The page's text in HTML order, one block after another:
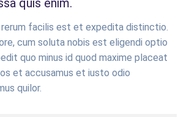
quis enim.
rerum facilis est et expedita distinctio.
cum soluta nobis est eligendi optio
quo minus id quod maxime placeat
et accusamus et iusto odio
quilor.